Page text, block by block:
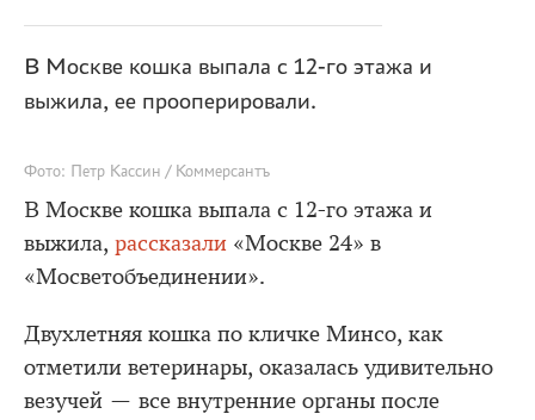
В Москве кошка выпала с 12-го этажа и
выжила, ее прооперировали.
Фото: Петр Кассин / Коммерсантъ
В Москве кошка выпала с 12-го этажа и
выжила, рассказали «Москве 24» в
«Мосветобъединении».
Двухлетняя кошка по кличке Минсо, как
отметили ветеринары, оказалась удивительно
везучей — все внутренние органы после